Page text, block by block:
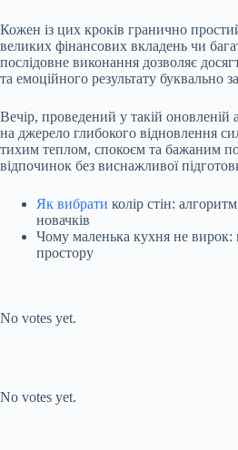
Кожен із цих кроків гранично
великих фінансових вкладень чи
послідовне виконання дозволяє
та емоційного результату буквально
Вечір, проведений у такій оновленій
на джерело глибокого відновлення
тихим теплом, спокоєм та бажаним
відпочинок без виснажливої
Як вибрати колір стін:
новачків
Чому маленька кухня не вирок:
простору
No votes yet.
No votes yet.